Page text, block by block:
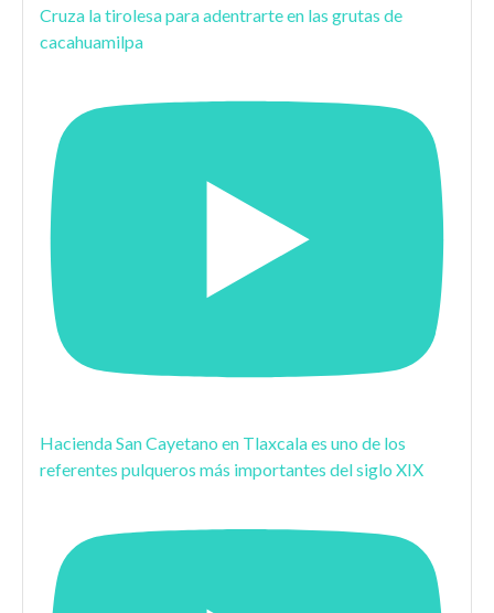
Cruza la tirolesa para adentrarte en las grutas de
cacahuamilpa
Hacienda San Cayetano en Tlaxcala es uno de los
referentes pulqueros más importantes del siglo XIX